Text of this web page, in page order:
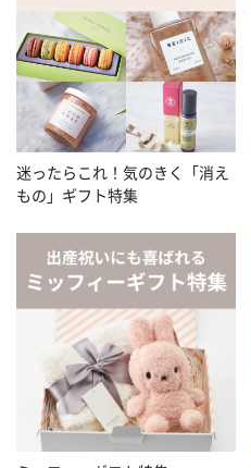
迷ったらこれ！気のきく「消え
もの」ギフト特集